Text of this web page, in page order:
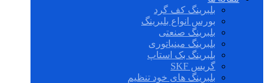
بلبرینگ کف گرد
بورس انواع بلبرینگ
بلبرینگ صنعتی
بلبرینگ مینیاتوری
بلبرینگ بک استاپ
گریس SKF
بلبرینگ های خود تنظیم